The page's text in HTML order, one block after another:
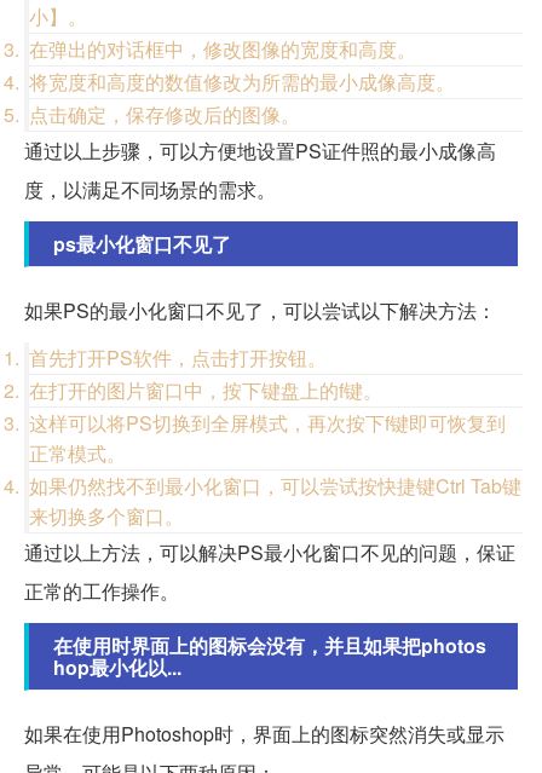
小】。
在弹出的对话框中，修改图像的宽度和高度。
将宽度和高度的数值修改为所需的最小成像高度。
点击确定，保存修改后的图像。
通过以上步骤，可以方便地设置PS证件照的最小成像高
度，以满足不同场景的需求。
ps最小化窗口不见了
如果PS的最小化窗口不见了，可以尝试以下解决方法：
首先打开PS软件，点击打开按钮。
在打开的图片窗口中，按下键盘上的f键。
这样可以将PS切换到全屏模式，再次按下f键即可恢复到
正常模式。
如果仍然找不到最小化窗口，可以尝试按快捷键Ctrl Tab键
来切换多个窗口。
通过以上方法，可以解决PS最小化窗口不见的问题，保证
正常的工作操作。
在使用时界面上的图标会没有，并且如果把photos
hop最小化以...
如果在使用Photoshop时，界面上的图标突然消失或显示